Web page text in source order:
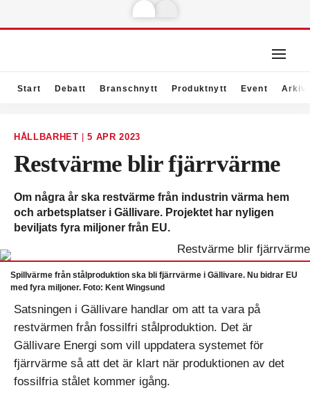
Start Debatt Branschnytt Produktnytt Event Arkiv
HÅLLBARHET 5 APR 2023
Restvärme blir fjärrvärme
Om några år ska restvärme från industrin värma hem
och arbetsplatser i Gällivare. Projektet har nyligen
beviljats fyra miljoner från EU.
Spillvärme från stålproduktion ska bli fjärrvärme i Gällivare. Nu bidrar EU
med fyra miljoner. Foto: Kent Wingsund
Satsningen i Gällivare handlar om att ta vara på
restvärmen från fossilfri stålproduktion. Det är
Gällivare Energi som vill uppdatera systemet för
fjärrvärme så att det är klart när produktionen av det
fossilfria stålet kommer igång.